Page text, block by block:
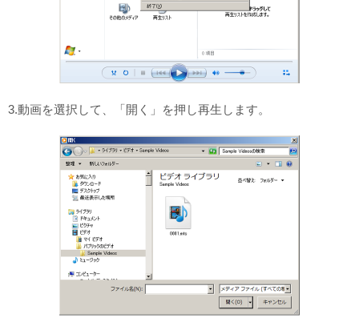
3.動画を選択して、「開く」を押し再生します。